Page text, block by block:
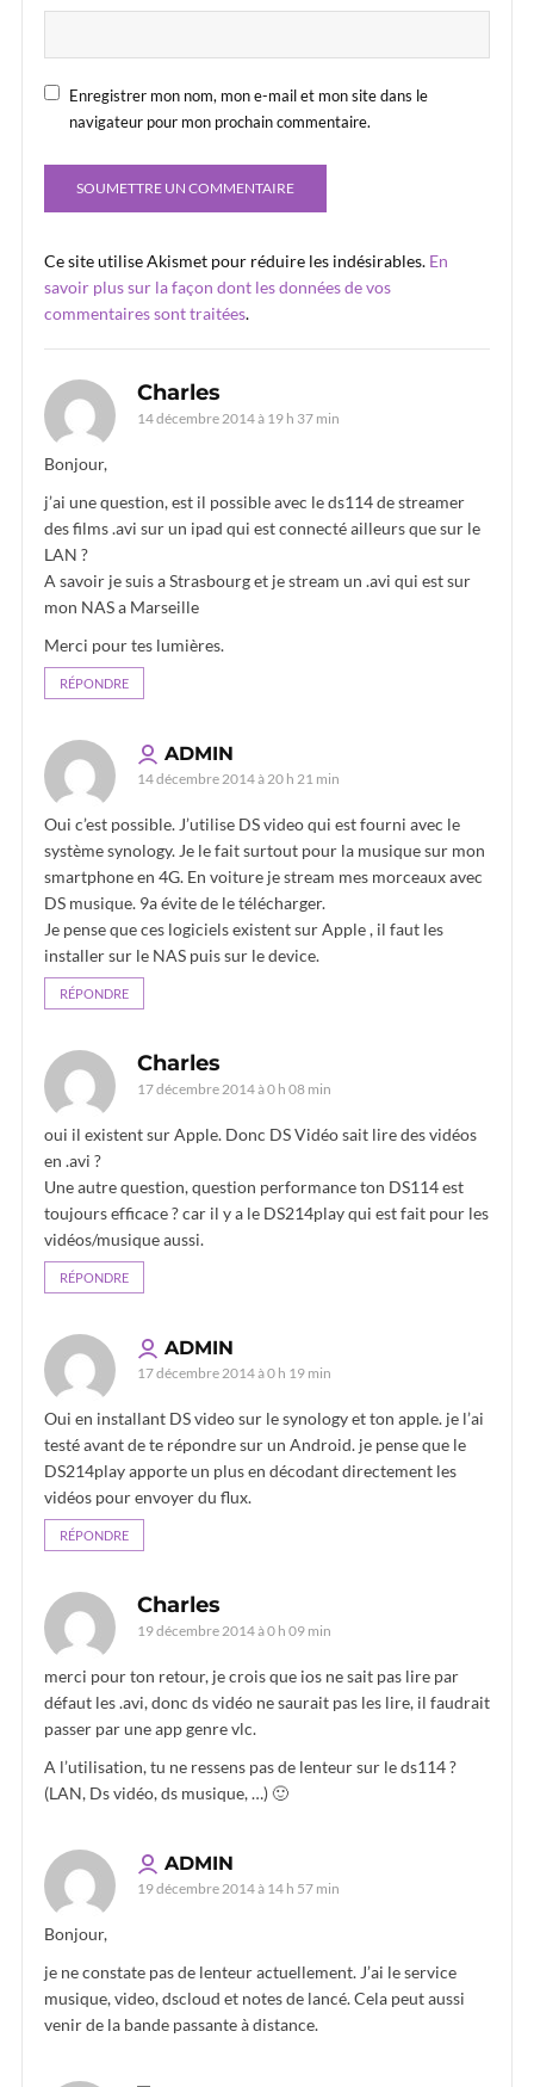
Enregistrer mon nom, mon e-mail et mon site dans le
navigateur pour mon prochain commentaire.
Ce site utilise Akismet pour réduire les indésirables. En
savoir plus sur la façon dont les données de vos
commentaires sont traitées.
Charles
14 décembre 2014 à 19 h 37 min
Bonjour,
j’ai une question, est il possible avec le ds114 de streamer
des films .avi sur un ipad qui est connecté ailleurs que sur le
LAN ?
A savoir je suis a Strasbourg et je stream un .avi qui est sur
mon NAS a Marseille
Merci pour tes lumières.
RÉPONDRE
ADMIN
14 décembre 2014 à 20 h 21 min
Oui c’est possible. J’utilise DS video qui est fourni avec le
système synology. Je le fait surtout pour la musique sur mon
smartphone en 4G. En voiture je stream mes morceaux avec
DS musique. 9a évite de le télécharger.
Je pense que ces logiciels existent sur Apple , il faut les
installer sur le NAS puis sur le device.
RÉPONDRE
Charles
17 décembre 2014 à 0 h 08 min
oui il existent sur Apple. Donc DS Vidéo sait lire des vidéos
en .avi ?
Une autre question, question performance ton DS114 est
toujours efficace ? car il y a le DS214play qui est fait pour les
vidéos/musique aussi.
RÉPONDRE
ADMIN
17 décembre 2014 à 0 h 19 min
Oui en installant DS video sur le synology et ton apple. je l’ai
testé avant de te répondre sur un Android. je pense que le
DS214play apporte un plus en décodant directement les
vidéos pour envoyer du flux.
RÉPONDRE
Charles
19 décembre 2014 à 0 h 09 min
merci pour ton retour, je crois que ios ne sait pas lire par
défaut les .avi, donc ds vidéo ne saurait pas les lire, il faudrait
passer par une app genre vlc.
A l’utilisation, tu ne ressens pas de lenteur sur le ds114 ?
(LAN, Ds vidéo, ds musique, …) 🙂
ADMIN
19 décembre 2014 à 14 h 57 min
Bonjour,
je ne constate pas de lenteur actuellement. J’ai le service
musique, video, dscloud et notes de lancé. Cela peut aussi
venir de la bande passante à distance.